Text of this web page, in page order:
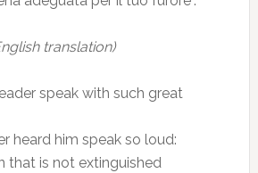
translation)
speak with such great
heard him speak so loud:
that is not extinguished